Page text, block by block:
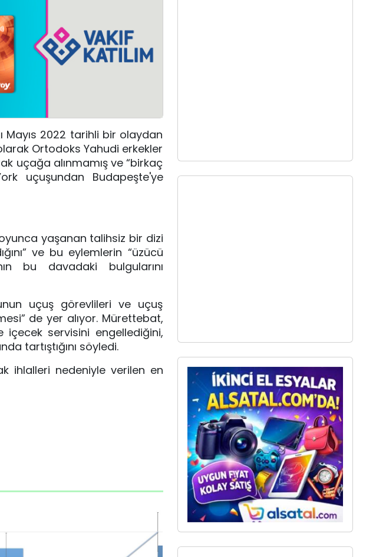
Mayıs 2022 tarihli bir olaydan
Ortodoks Yahudi erkekler
uçağa alınmamış ve “birkaç
uçuşundan Budapeşte'ye
yaşanan talihsiz bir dizi
ve bu eylemlerin “üzücü
bu davadaki bulgularını
uçuş görevlileri ve uçuş
de yer alıyor. Mürettebat,
içecek servisini engellediğini,
tartıştığını söyledi.
ihlalleri nedeniyle verilen en